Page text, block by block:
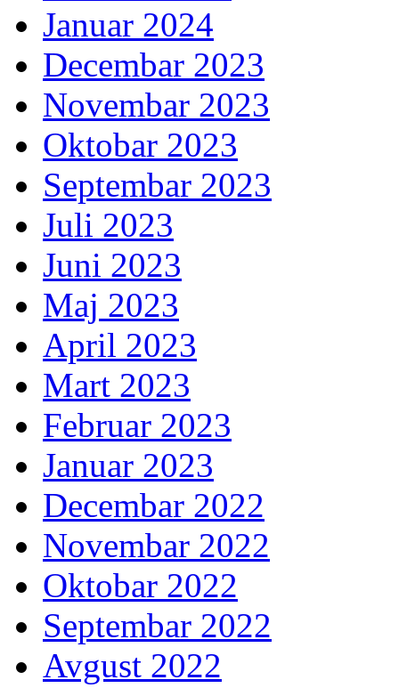
Januar 2024
Decembar 2023
Novembar 2023
Oktobar 2023
Septembar 2023
Juli 2023
Juni 2023
Maj 2023
April 2023
Mart 2023
Februar 2023
Januar 2023
Decembar 2022
Novembar 2022
Oktobar 2022
Septembar 2022
Avgust 2022